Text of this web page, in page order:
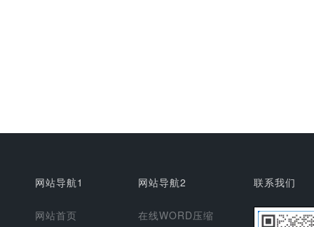
网站导航1
网站首页
网站导航2
在线WORD压缩
联系我们